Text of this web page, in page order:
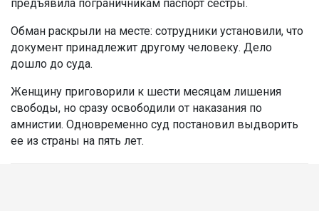
предъявила пограничникам паспорт сестры.
Обман раскрыли на месте: сотрудники установили, что
документ принадлежит другому человеку. Дело
дошло до суда.
Женщину приговорили к шести месяцам лишения
свободы, но сразу освободили от наказания по
амнистии. Одновременно суд постановил выдворить
ее из страны на пять лет.